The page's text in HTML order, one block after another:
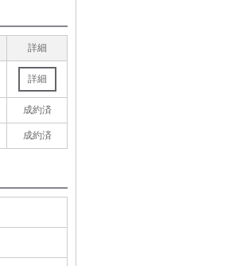
詳細
詳細
成約済
成約済